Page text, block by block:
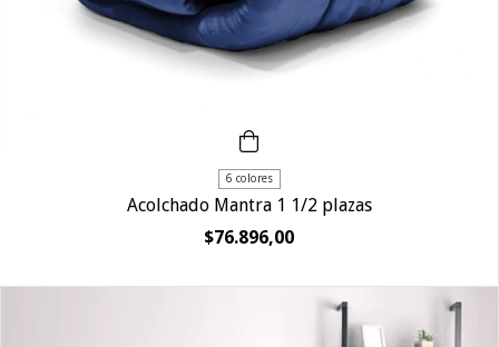
6 colores
Acolchado Mantra 1 1/2 plazas
$76.896,00